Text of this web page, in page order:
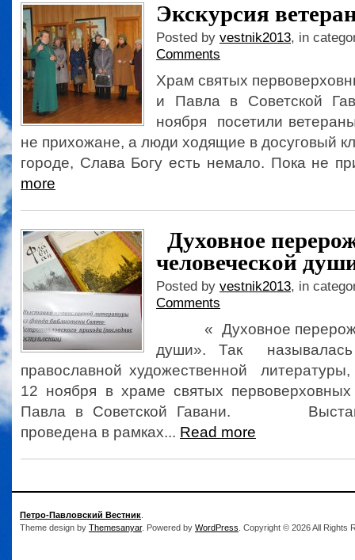
Экскурсия
Posted by vestnik2013, in
Comments
Храм святых
и Павла в Советской
ноября посетили
не прихожане, а люди ходящие в досуговый
городе, Слава Богу есть немало. Пока не
more
Духовное
человеческой
Posted by vestnik2013, in
Comments
« Духовное
души». Так называлась
православной художественной литературы,
12 ноября в храме святых
Павла в Советской Гавани.
проведена в рамках... Read more
Петро-Павловский Вестник
Theme design by Themesanyar. Powered by WordPress . Copyright © 2026 All Rights